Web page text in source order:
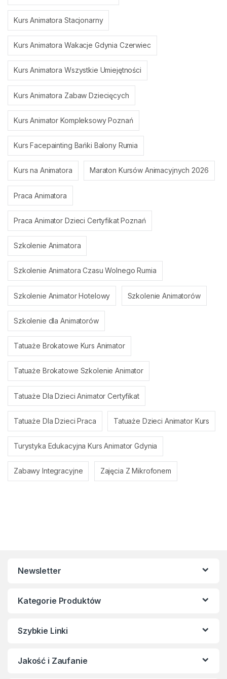
Kurs Animatora Stacjonarny
Kurs Animatora Wakacje Gdynia Czerwiec
Kurs Animatora Wszystkie Umiejętności
Kurs Animatora Zabaw Dziecięcych
Kurs Animator Kompleksowy Poznań
Kurs Facepainting Bańki Balony Rumia
Kurs na Animatora Maraton Kursów Animacyjnych 2026
Praca Animatora
Praca Animator Dzieci Certyfikat Poznań
Szkolenie Animatora
Szkolenie Animatora Czasu Wolnego Rumia
Szkolenie Animator Hotelowy Szkolenie Animatorów
Szkolenie dla Animatorów
Tatuaże Brokatowe Kurs Animator
Tatuaże Brokatowe Szkolenie Animator
Tatuaże Dla Dzieci Animator Certyfikat
Tatuaże Dla Dzieci Praca Tatuaże Dzieci Animator Kurs
Turystyka Edukacyjna Kurs Animator Gdynia
Zabawy Integracyjne Zajęcia Z Mikrofonem
Newsletter
Kategorie Produktów
Szybkie Linki
Jakość i Zaufanie